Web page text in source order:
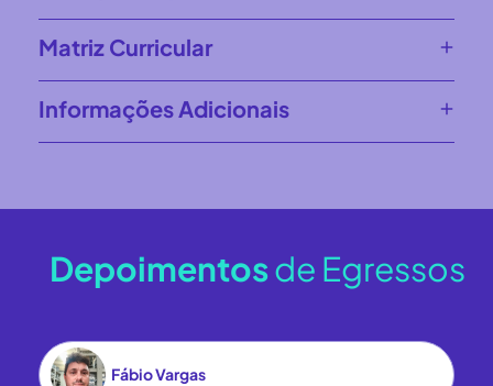
Matriz Curricular
Informações Adicionais
Depoimentosde Egressos
Fábio Vargas